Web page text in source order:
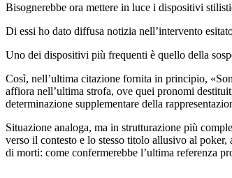
Bisognerebbe ora mettere in luce i dispositivi
Di essi ho dato diffusa notizia nell’intervento
Uno dei dispositivi più frequenti è quello della
Così, nell’ultima citazione fornita in principio,
affiora nell’ultima strofa, ove quei pronomi
determinazione supplementare della
Situazione analoga, ma in strutturazione più
verso il contesto e lo stesso titolo allusivo al poker,
di morti: come confermerebbe l’ultima referenza